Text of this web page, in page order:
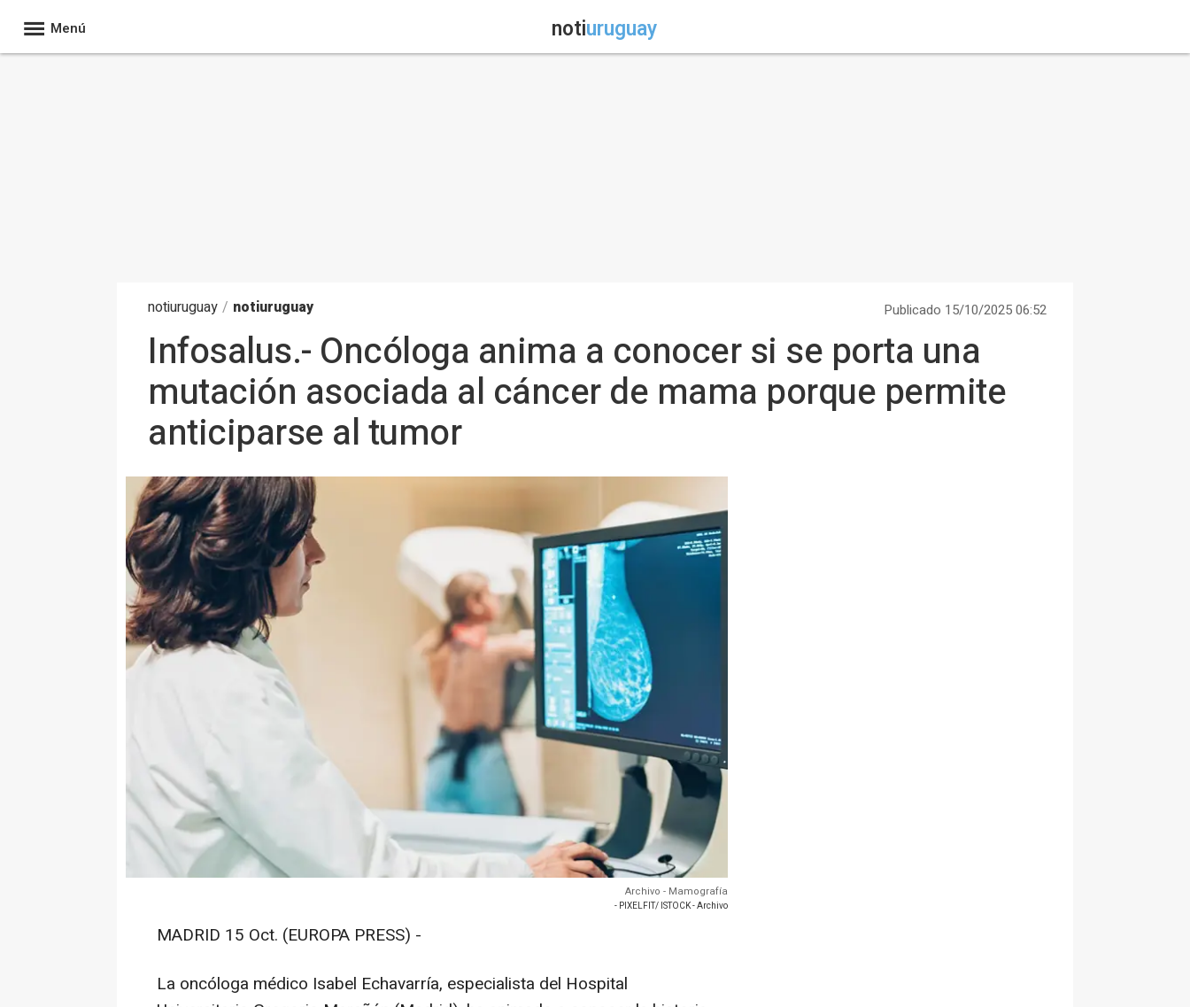
Menú notiuruguay
notiuruguay / notiuruguay Publicado 15/10/2025 06:52
Infosalus.- Oncóloga anima a conocer si se porta una
mutación asociada al cáncer de mama porque permite
anticiparse al tumor
Archivo - Mamografía
- PIXELFIT/ ISTOCK - Archivo
MADRID 15 Oct. (EUROPA PRESS) -
La oncóloga médico Isabel Echavarría, especialista del Hospital